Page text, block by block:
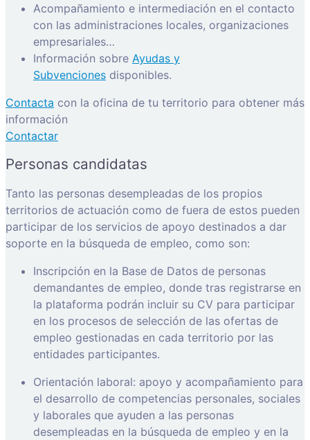
Acompañamiento e intermediación en el contacto
con las administraciones locales, organizaciones
empresariales…
Información sobre Ayudas y
Subvenciones disponibles.
Contacta con la oficina de tu territorio para obtener más
información
Contactar
Personas candidatas
Tanto las personas desempleadas de los propios
territorios de actuación como de fuera de estos pueden
participar de los servicios de apoyo destinados a dar
soporte en la búsqueda de empleo, como son:
Inscripción en la Base de Datos de personas
demandantes de empleo, donde tras registrarse en
la plataforma podrán incluir su CV para participar
en los procesos de selección de las ofertas de
empleo gestionadas en cada territorio por las
entidades participantes.
Orientación laboral: apoyo y acompañamiento para
el desarrollo de competencias personales, sociales
y laborales que ayuden a las personas
desempleadas en la búsqueda de empleo y en la